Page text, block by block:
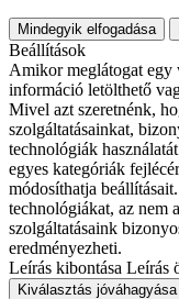
Mindegyik elfogadása
Beállítások
Amikor meglátogat egy
információ letölthető
Mivel azt szeretnénk,
szolgáltatásainkat,
technológiák
egyes kategóriák
módosíthatja
technológiákat, az nem
szolgáltatásaink
eredményezheti.
Leírás kibontása Leírás
Kiválasztás jóváhagyása